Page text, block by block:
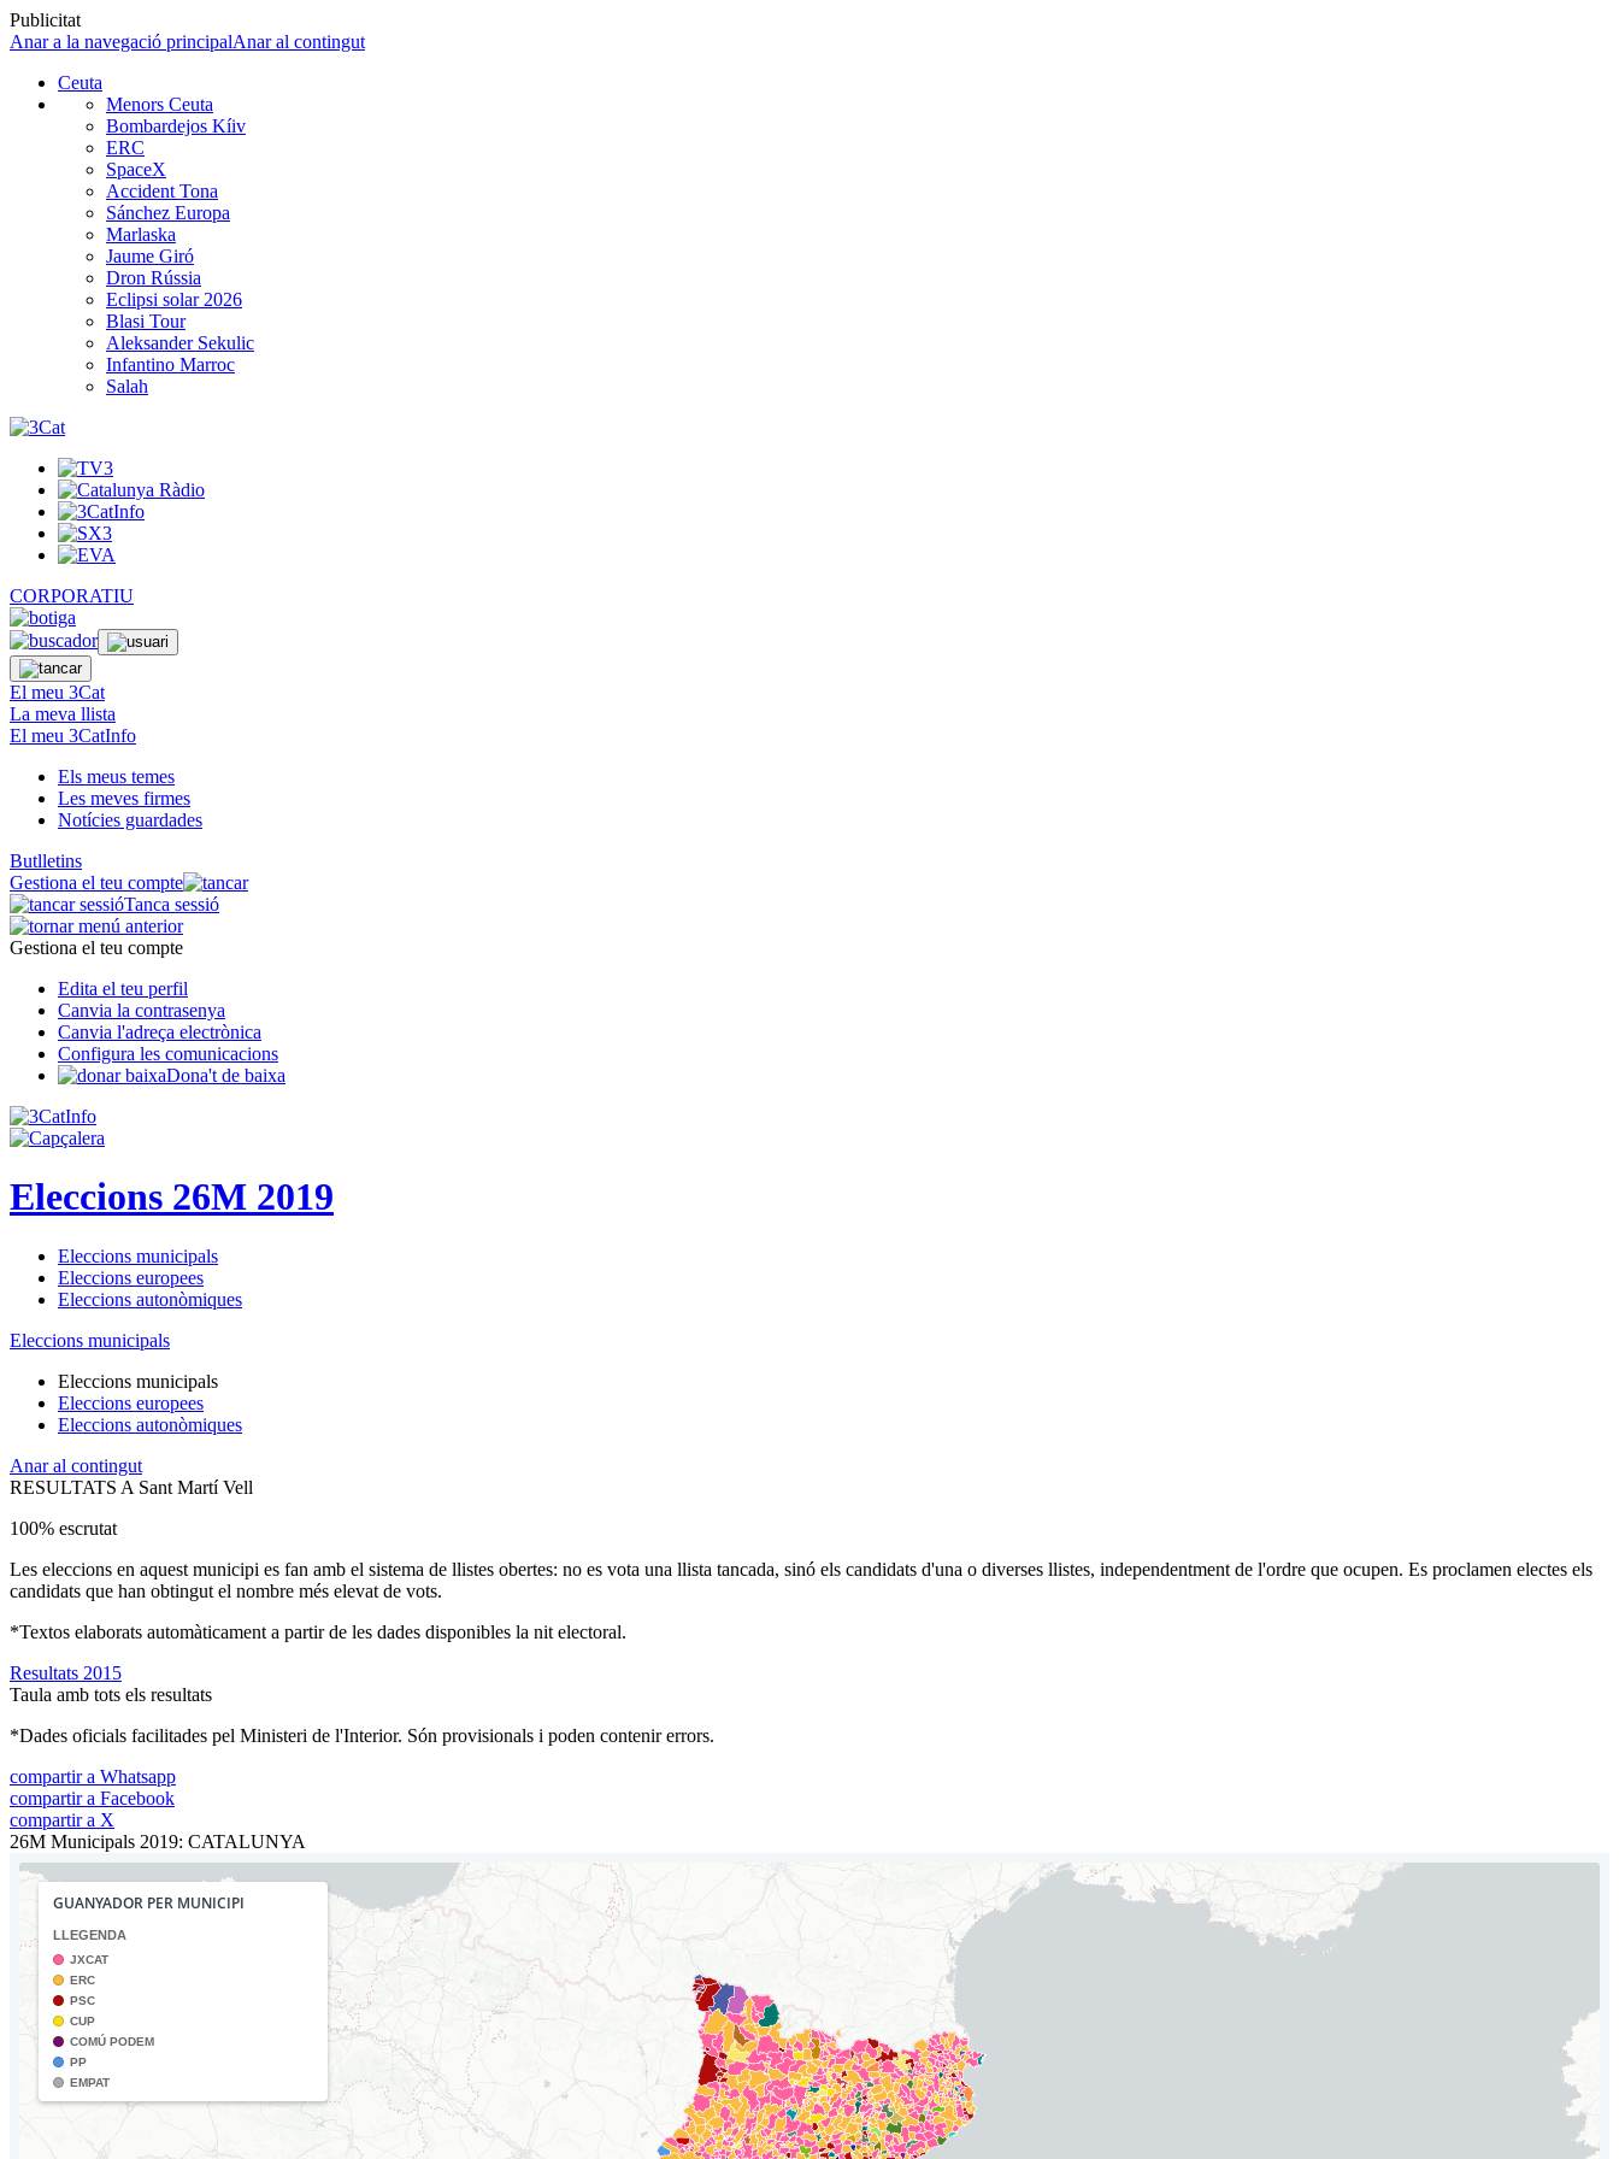
Publicitat
Anar a la navegació principalAnar al contingut
Ceuta
Menors Ceuta
Bombardejos Kíiv
ERC
SpaceX
Accident Tona
Sánchez Europa
Marlaska
Jaume Giró
Dron Rússia
Eclipsi solar 2026
Blasi Tour
Aleksander Sekulic
Infantino Marroc
Salah
CORPORATIU
El meu 3Cat
La meva llista
El meu 3CatInfo
Els meus temes
Les meves firmes
Notícies guardades
Butlletins
Gestiona el teu compte
Tanca sessió
Gestiona el teu compte
Edita el teu perfil
Canvia la contrasenya
Canvia l'adreça electrònica
Configura les comunicacions
Dona't de baixa
Eleccions 26M 2019
Eleccions municipals
Eleccions europees
Eleccions autonòmiques
Eleccions municipals
Eleccions municipals
Eleccions europees
Eleccions autonòmiques
Anar al contingut
RESULTATS A Sant Martí Vell
100% escrutat
Les eleccions en aquest municipi es fan amb el sistema de llistes obertes: no es vota una llista tancada, sinó els candidats d'una o diverses llistes, independentment de l'ordre que ocupen. Es proclamen electes els
candidats que han obtingut el nombre més elevat de vots.
*Textos elaborats automàticament a partir de les dades disponibles la nit electoral.
Resultats 2015
Taula amb tots els resultats
*Dades oficials facilitades pel Ministeri de l'Interior. Són provisionals i poden contenir errors.
compartir a Whatsapp
compartir a Facebook
compartir a X
26M Municipals 2019: CATALUNYA